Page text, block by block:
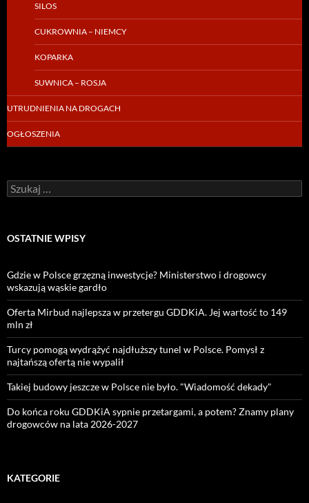
SILOS
CUKROWNIA – NIEMCY
KOPARKA
SUWNICA – ROSJA
UTRUDNIENIA NA DROGACH
OGŁOSZENIA
Szukaj:
OSTATNIE WPISY
Gdzie w Polsce grzęzną inwestycje? Ministerstwo i drogowcy
wskazują wąskie gardło
Oferta Mirbud najlepsza w przetergu GDDKiA. Jej wartość to 149
mln zł
Turcy pomogą wydrążyć najdłuższy tunel w Polsce. Pomysł z
najtańszą ofertą nie wypalił
Takiej budowy jeszcze w Polsce nie było. "Wiadomość dekady"
Do końca roku GDDKiA sypnie przetargami, a potem? Znamy plany
drogowców na lata 2026-2027
KATEGORIE